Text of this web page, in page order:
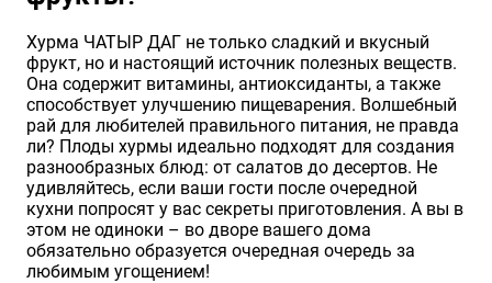
Хурма ЧАТЫР ДАГ не только сладкий и вкусный
фрукт, но и настоящий источник полезных веществ.
Она содержит витамины, антиоксиданты, а также
способствует улучшению пищеварения. Волшебный
рай для любителей правильного питания, не правда
ли? Плоды хурмы идеально подходят для создания
разнообразных блюд: от салатов до десертов. Не
удивляйтесь, если ваши гости после очередной
кухни попросят у вас секреты приготовления. А вы в
этом не одиноки – во дворе вашего дома
обязательно образуется очередная очередь за
любимым угощением!